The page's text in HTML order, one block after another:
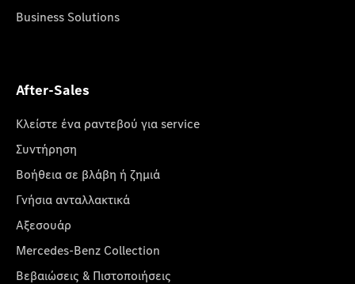
Business Solutions
After-Sales
Κλείστε ένα ραντεβού για service
Συντήρηση
Βοήθεια σε βλάβη ή ζημιά
Γνήσια ανταλλακτικά
Αξεσουάρ
Mercedes-Benz Collection
Βεβαιώσεις & Πιστοποιήσεις